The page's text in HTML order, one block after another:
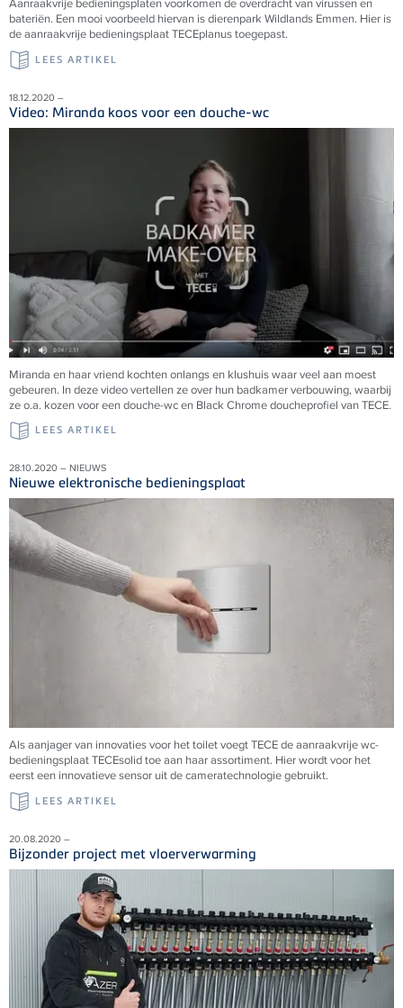
bateriën. Een mooi voorbeeld hiervan is dierenpark Wildlands Emmen. Hier is
de aanraakvrije bedieningsplaat TECEplanus toegepast.
LEES ARTIKEL
18.12.2020 –
Video: Miranda koos voor een douche-wc
Miranda en haar vriend kochten onlangs en klushuis waar veel aan moest
gebeuren. In deze video vertellen ze over hun badkamer verbouwing, waarbij
ze o.a. kozen voor een douche-wc en Black Chrome doucheprofiel van TECE.
LEES ARTIKEL
28.10.2020 – NIEUWS
Nieuwe elektronische bedieningsplaat
Als aanjager van innovaties voor het toilet voegt TECE de aanraakvrije wc-
bedieningsplaat TECEsolid toe aan haar assortiment. Hier wordt voor het
eerst een innovatieve sensor uit de cameratechnologie gebruikt.
LEES ARTIKEL
20.08.2020 –
Bijzonder project met vloerverwarming